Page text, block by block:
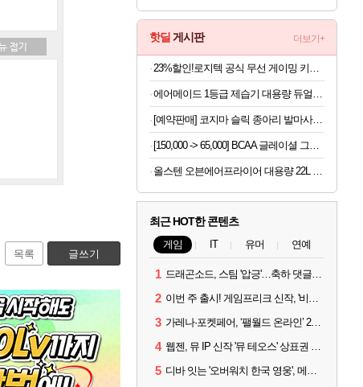
목록 글쓰기
핫딜 게시판 더보기+
[예약판매] 코지마 슬릭 종아리 발마사지기 CMF-680
올스텐 오븐에어프라이어 대용량 22L 스텐
최근 HOT한 콘텐츠
게임 IT 유머 연예
1 드래곤소드, 스팀 '압긍'…축하 댓글 달고 게임 코드 받자!
2 이번 주 출시! 게임프리크 신작, '비스트 오브 리인카네이션'
3 가레나·포켓페어, ‘팰월드 온라인’ 2026년 출시 예고
4 웹젠, 뮤 IP 신작 '뮤 테오스' 상표권 출원
5 디바 잇는 '오버워치 한국 영웅', 메카 파일럿 디몬 나온다